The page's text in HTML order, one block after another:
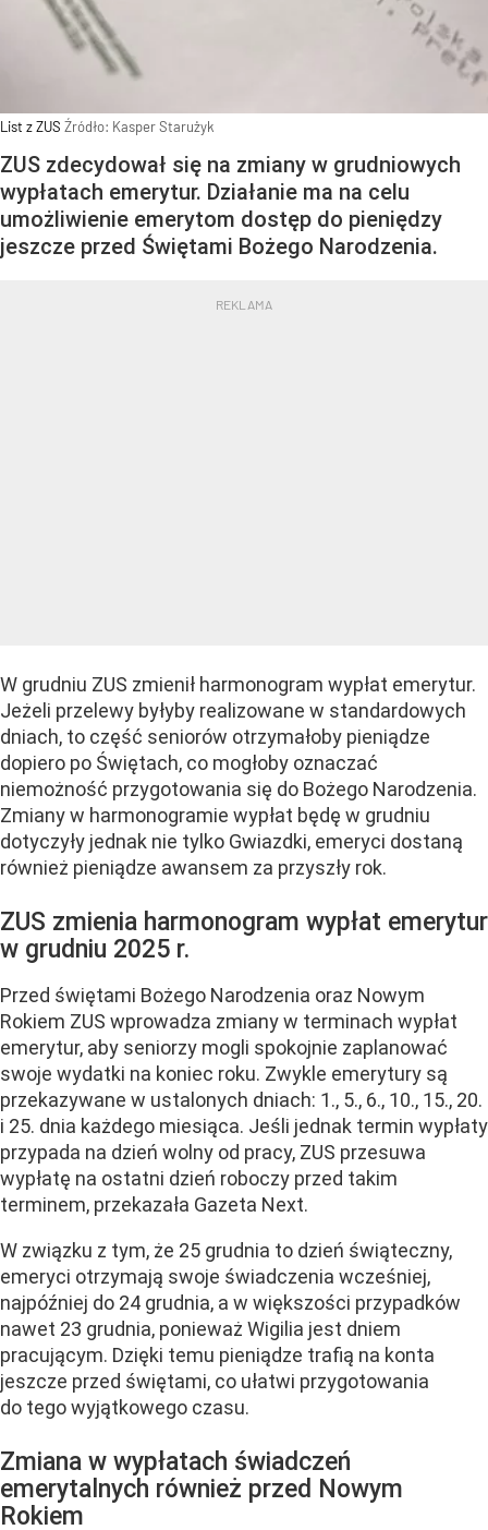
List z ZUS Źródło: Kasper Starużyk
ZUS zdecydował się na zmiany w grudniowych
wypłatach emerytur. Działanie ma na celu
umożliwienie emerytom dostęp do pieniędzy
jeszcze przed Świętami Bożego Narodzenia.
W grudniu ZUS zmienił harmonogram wypłat emerytur.
Jeżeli przelewy byłyby realizowane w standardowych
dniach, to część seniorów otrzymałoby pieniądze
dopiero po Świętach, co mogłoby oznaczać
niemożność przygotowania się do Bożego Narodzenia.
Zmiany w harmonogramie wypłat będę w grudniu
dotyczyły jednak nie tylko Gwiazdki, emeryci dostaną
również pieniądze awansem za przyszły rok.
ZUS zmienia harmonogram wypłat emerytur
w grudniu 2025 r.
Przed świętami Bożego Narodzenia oraz Nowym
Rokiem ZUS wprowadza zmiany w terminach wypłat
emerytur, aby seniorzy mogli spokojnie zaplanować
swoje wydatki na koniec roku. Zwykle emerytury są
przekazywane w ustalonych dniach: 1., 5., 6., 10., 15., 20.
i 25. dnia każdego miesiąca. Jeśli jednak termin wypłaty
przypada na dzień wolny od pracy, ZUS przesuwa
wypłatę na ostatni dzień roboczy przed takim
terminem, przekazała Gazeta Next.
W związku z tym, że 25 grudnia to dzień świąteczny,
emeryci otrzymają swoje świadczenia wcześniej,
najpóźniej do 24 grudnia, a w większości przypadków
nawet 23 grudnia, ponieważ Wigilia jest dniem
pracującym. Dzięki temu pieniądze trafią na konta
jeszcze przed świętami, co ułatwi przygotowania
do tego wyjątkowego czasu.
Zmiana w wypłatach świadczeń
emerytalnych również przed Nowym
Rokiem